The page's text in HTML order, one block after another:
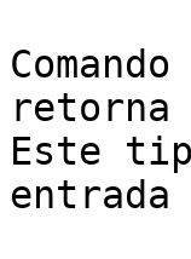
Este